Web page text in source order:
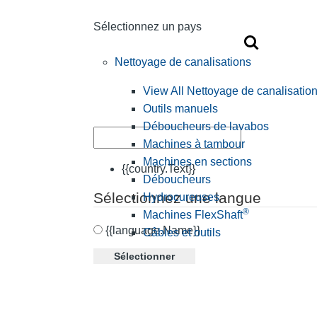
Sélectionnez un pays
{{country.Text}}
Sélectionnez une langue
{{language.Name}}
Sélectionner
Nettoyage de canalisations
View All Nettoyage de
Outils manuels
Déboucheurs de lavabos
Machines à tambour
Machines en sections
Déboucheurs
Hydrocureuses
Machines FlexShaft®
Câbles et outils